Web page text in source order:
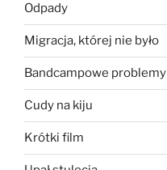
Odpady
Migracja, której nie było
Bandcampowe problemy
Cudy na kiju
Krótki film